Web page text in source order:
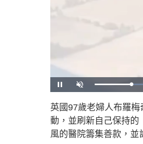
U
n
u
t
e
英國97歲老婦人布羅
動，並刷新自己保持的
風的醫院籌集善款，並